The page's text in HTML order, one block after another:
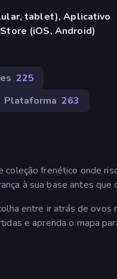
tablet), Aplicativo
(iOS, Android)
225
Plataforma 263
frenético onde
à sua base antes que
entre ir atrás de
e aprenda o mapa